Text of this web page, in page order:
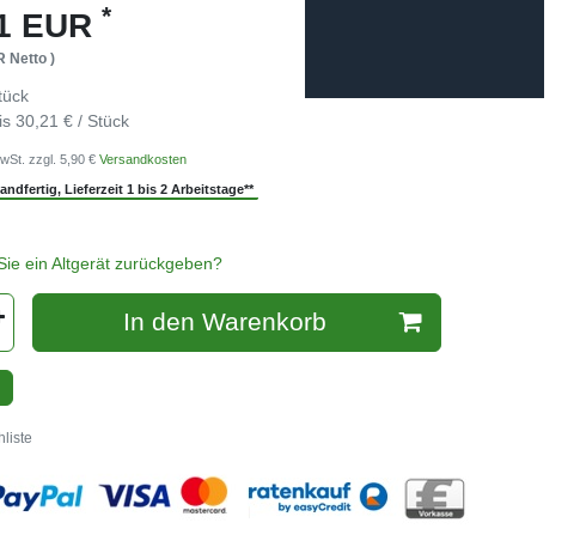
EUR *
Netto )
30,21 € / Stück
zzgl. 5,90 € Versandkosten
Lieferzeit 1 bis 2 Arbeitstage**
ein Altgerät zurückgeben?
In den Warenkorb